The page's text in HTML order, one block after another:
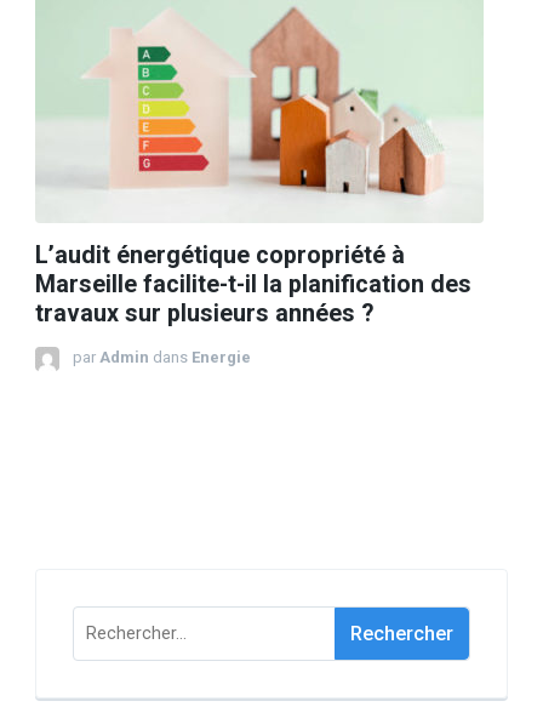
L’audit énergétique copropriété à
Marseille facilite-t-il la planification des
travaux sur plusieurs années ?
par Admin dans Energie
Rechercher :